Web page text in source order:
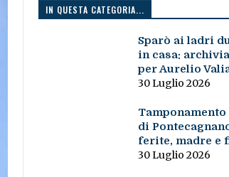
IN QUESTA CATEGORIA...
Sparò ai ladri
in casa:
per Aurelio
30 Luglio 2026
di
ferite, madre e
30 Luglio 2026